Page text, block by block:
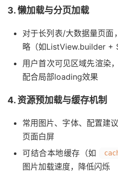
3. 懒加载与分页加载
对于长列表/大数据量页面
略（如ListView.builder +
用户首次可见区域先渲染
配合局部loading效果
4. 资源预加载与缓存机制
常用图片、字体、配置建
页面白屏
可结合本地缓存（如
图片加载速度，降低闪烁